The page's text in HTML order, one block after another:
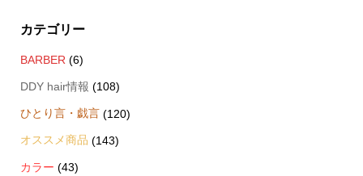
カテゴリー
BARBER (6)
DDY hair情報 (108)
ひとり言・戯言(120)
オススメ商品 (143)
カラー (43)